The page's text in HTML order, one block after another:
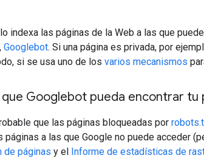
indexa las páginas de la Web a las que
Googlebot. Si una página es privada, por
si se usa uno de los varios mecanismos
que Googlebot pueda encontrar tu
que las páginas bloqueadas por
páginas a las que Google no puede acceder
de páginas y el Informe de estadísticas de